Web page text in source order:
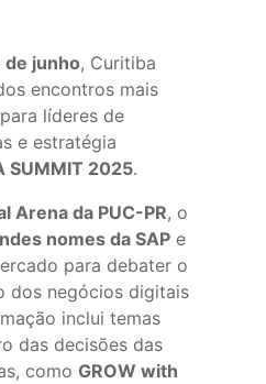
de junho, Curitiba
encontros mais
líderes de
e estratégia
SUMMIT 2025.
Arena da PUC-PR, o
nomes da SAP e
para debater o
dos negócios digitais
inclui temas
das decisões das
como GROW with